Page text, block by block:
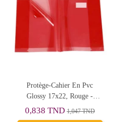
Protège-Cahier En Pvc
Glossy 17x22, Rouge -
Purple
0,838 TND1,047 TND